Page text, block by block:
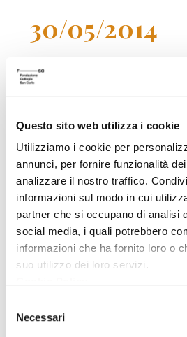
Questo sito web utilizza i cookie
Utilizziamo i cookie per
annunci, per fornire funzionalità
analizzare il nostro traffico.
informazioni sul modo in cui
partner che si occupano di analisi
social media, i quali potrebbero
informazioni che ha fornito loro o
suo utilizzo dei loro servizi.
delNecessari
30/05/2014
Luoghi segreti e pratiche
La costruzione sociale dell'eresia
Harry O. Maier
Scuola Alti Studi
06/06/2014
Elogio dell'uomo comune
Luc Foisneau